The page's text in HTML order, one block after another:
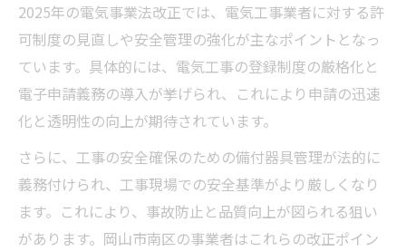
2025年の電気事業法改正では、電気工事業者に対する許
可制度の見直しや安全管理の強化が主なポイントとなっ
ています。具体的には、電気工事の登録制度の厳格化と
電子申請義務の導入が挙げられ、これにより申請の迅速
化と透明性の向上が期待されています。
さらに、工事の安全確保のための備付器具管理が法的に
義務付けられ、工事現場での安全基準がより厳しくなり
ます。これにより、事故防止と品質向上が図られる狙い
があります。岡山市南区の事業者はこれらの改正ポイン